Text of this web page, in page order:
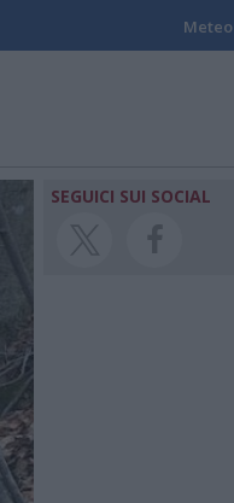
Meteo
SEGUICI SUI SOCIAL